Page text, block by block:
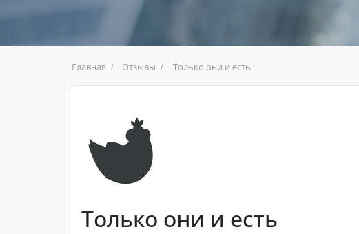
Главная Отзывы Только они и есть
Только они и есть